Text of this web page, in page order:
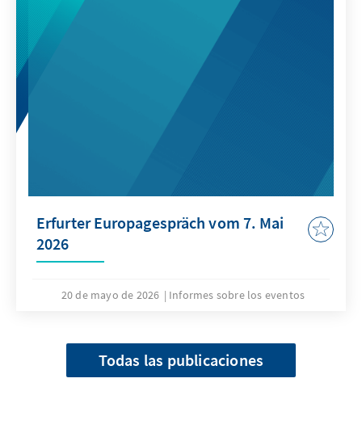
Erfurter Europagespräch vom 7. Mai
2026
20 de mayo de 2026 Informes sobre los eventos
Todas las publicaciones